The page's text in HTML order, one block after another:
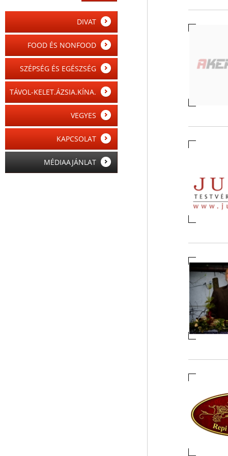
DIVAT
FOOD ÉS NONFOOD
SZÉPSÉG ÉS EGÉSZSÉG
TÁVOL-KELET.ÁZSIA.KÍNA.
VEGYES
KAPCSOLAT
MÉDIAAJÁNLAT